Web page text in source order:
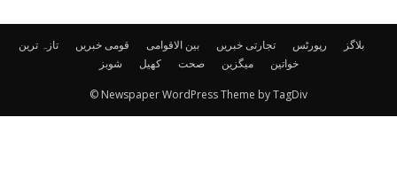
تازہ ترین قومی خبریں بین الاقوامی تجارتی خبریں رپورٹس
بلاگز
شوبز
کھیل صحت میگزین خواتین
© Newspaper WordPress Theme by TagDiv